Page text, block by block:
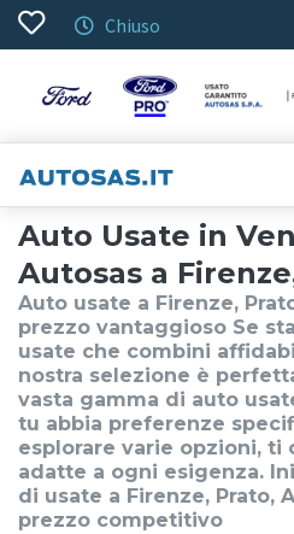
Chiuso
Auto Usate in
Autosas a
Auto usate a Firenze,
prezzo vantaggioso Se
usate che combini
nostra selezione è
vasta gamma di auto
tu abbia preferenze
esplorare varie opzioni, ti
adatte a ogni esigenza.
di usate a Firenze, Prato,
prezzo competitivo